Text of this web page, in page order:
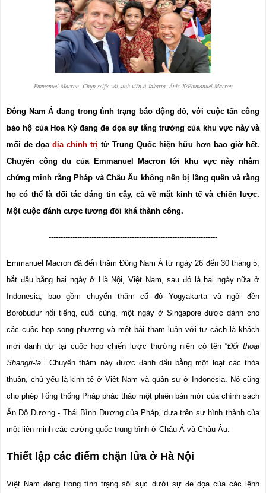
Emmanuel Macron. Chụp selfie với sinh viên ở Jakarta. Ảnh: X/Emmanuel Macron
Đông Nam Á đang trong tình trạng báo động đỏ, với cuộc tấn công
bảo hộ của Hoa Kỳ đang đe dọa sự tăng trưởng của khu vực này và
mối đe dọa địa chính trị từ Trung Quốc hiện hữu hơn bao giờ hết.
Chuyến công du của Emmanuel Macron tới khu vực này nhằm
chứng minh rằng Pháp và Châu Âu không nên bị lãng quên và rằng
họ có thể là đối tác đáng tin cậy, cả về mặt kinh tế và chiến lược.
Một cuộc đánh cược tương đối khá thành công.
-----------------------------------------------------------------------
Emmanuel Macron đã đến thăm Đông Nam Á từ ngày 26 đến 30 tháng 5,
bắt đầu bằng hai ngày ở Hà Nội, Việt Nam, sau đó là hai ngày nữa ở
Indonesia, bao gồm chuyến thăm cố đô Yogyakarta và ngôi đền
Borobudur nổi tiếng, cuối cùng, một ngày ở Singapore được dành cho
các cuộc họp song phương và một bài tham luận với tư cách là khách
mời danh dự tại cuộc họp chiến lược thường niên có tên “Đối thoại
Shangri-la”. Chuyến thăm này được đánh dấu bằng một loạt các thỏa
thuận, chủ yếu là kinh tế ở Việt Nam và quân sự ở Indonesia. Nó cũng
cho phép Tổng thống Pháp phác thảo một phiên bản mới của chính sách
Ấn Độ Dương - Thái Bình Dương của Pháp, dựa trên sự hình thành của
một liên minh các cường quốc trung bình ở Châu Á và Châu Âu.
Thiết lập các điểm chặn lửa ở Hà Nội
Việt Nam đang trong tình trạng sôi sục dưới sự đe dọa của các lệnh